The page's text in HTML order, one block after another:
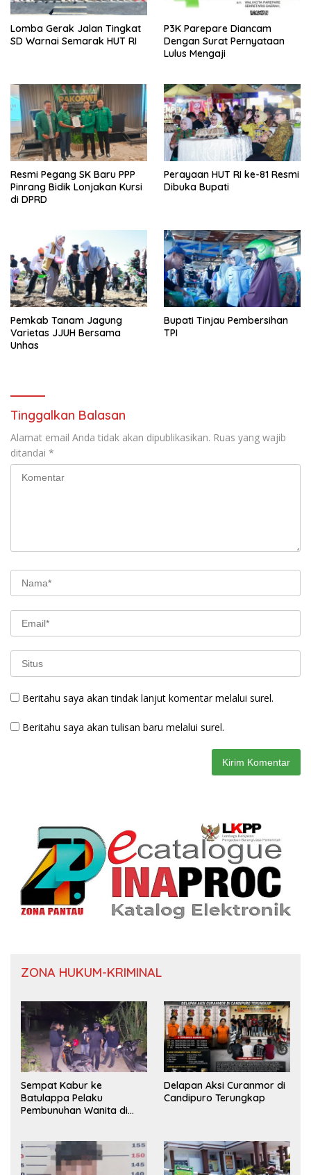
Lomba Gerak Jalan Tingkat
SD Warnai Semarak HUT RI
P3K Parepare Diancam
Dengan Surat Pernyataan
Lulus Mengaji
Resmi Pegang SK Baru PPP
Pinrang Bidik Lonjakan Kursi
di DPRD
Perayaan HUT RI ke-81 Resmi
Dibuka Bupati
Pemkab Tanam Jagung
Varietas JJUH Bersama
Unhas
Bupati Tinjau Pembersihan
TPI
Tinggalkan Balasan
Alamat email Anda tidak akan dipublikasikan. Ruas yang wajib
ditandai *
Beritahu saya akan tindak lanjut komentar melalui surel.
Beritahu saya akan tulisan baru melalui surel.
ZONA HUKUM-KRIMINAL
Sempat Kabur ke
Batulappa Pelaku
Pembunuhan Wanita di
Delapan Aksi Curanmor di
Candipuro Terungkap